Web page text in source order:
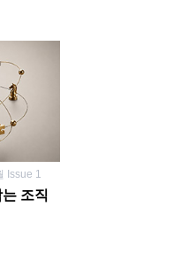
Issue 1
는 조직